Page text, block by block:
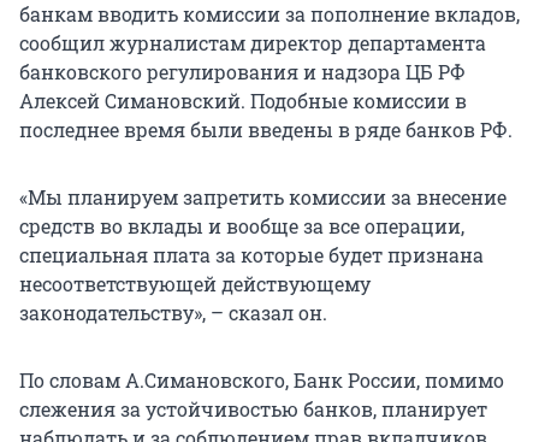
банкам вводить комиссии за пополнение вкладов,
сообщил журналистам директор департамента
банковского регулирования и надзора ЦБ РФ
Алексей Симановский. Подобные комиссии в
последнее время были введены в ряде банков РФ.
«Мы планируем запретить комиссии за внесение
средств во вклады и вообще за все операции,
специальная плата за которые будет признана
несоответствующей действующему
законодательству», – сказал он.
По словам А.Симановского, Банк России, помимо
слежения за устойчивостью банков, планирует